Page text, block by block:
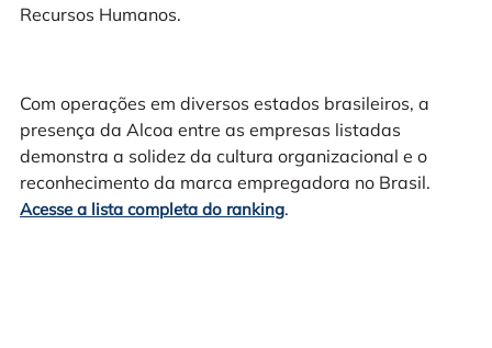
Recursos Humanos.
Com operações em diversos estados brasileiros, a
presença da Alcoa entre as empresas listadas
demonstra a solidez da cultura organizacional e o
reconhecimento da marca empregadora no Brasil.
Acesse a lista completa do ranking.